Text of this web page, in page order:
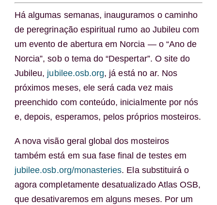
Há algumas semanas, inauguramos o caminho
de peregrinação espiritual rumo ao Jubileu com
um evento de abertura em Norcia — o “Ano de
Norcia”, sob o tema do “Despertar”. O site do
Jubileu, jubilee.osb.org, já está no ar. Nos
próximos meses, ele será cada vez mais
preenchido com conteúdo, inicialmente por nós
e, depois, esperamos, pelos próprios mosteiros.
A nova visão geral global dos mosteiros
também está em sua fase final de testes em
jubilee.osb.org/monasteries. Ela substituirá o
agora completamente desatualizado Atlas OSB,
que desativaremos em alguns meses. Por um